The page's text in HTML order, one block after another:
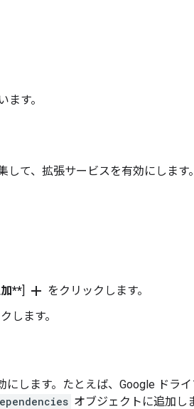
す。
て、拡張サービスを有効にします。
**] add をクリックします。
します。
にします。たとえば、Google ドラ
オブジェクトに追加し